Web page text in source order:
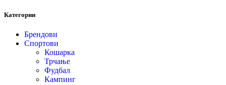
Категории
Брендови
Спортови
Кошарка
Трчање
Фудбал
Кампинг